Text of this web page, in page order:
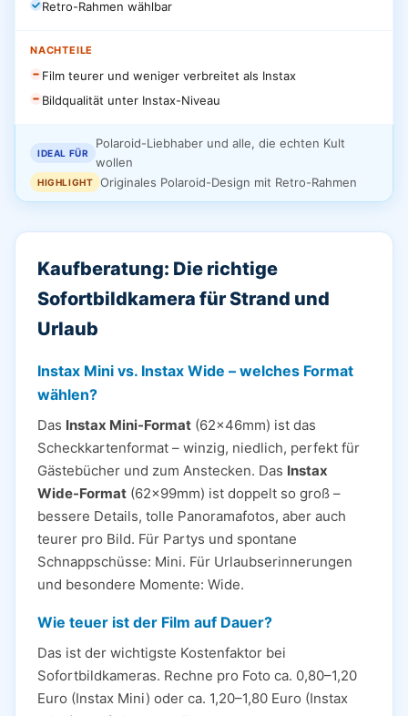
Retro-Rahmen wählbar
NACHTEILE
Film teurer und weniger verbreitet als Instax
Bildqualität unter Instax-Niveau
IDEAL FÜR
Polaroid-Liebhaber und alle, die echten Kult
wollen
HIGHLIGHT Originales Polaroid-Design mit Retro-Rahmen
Kaufberatung: Die richtige
Sofortbildkamera für Strand und
Urlaub
Instax Mini vs. Instax Wide – welches Format
wählen?
Das Instax Mini-Format (62×46mm) ist das
Scheckkartenformat – winzig, niedlich, perfekt für
Gästebücher und zum Anstecken. Das Instax
Wide-Format (62×99mm) ist doppelt so groß –
bessere Details, tolle Panoramafotos, aber auch
teurer pro Bild. Für Partys und spontane
Schnappschüsse: Mini. Für Urlaubserinnerungen
und besondere Momente: Wide.
Wie teuer ist der Film auf Dauer?
Das ist der wichtigste Kostenfaktor bei
Sofortbildkameras. Rechne pro Foto ca. 0,80–1,20
Euro (Instax Mini) oder ca. 1,20–1,80 Euro (Instax